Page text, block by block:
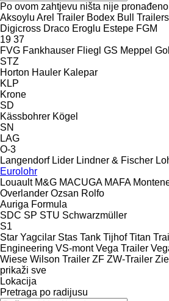
Po ovom zahtjevu ništa nije pronađeno
Aksoylu Arel Trailer Bodex Bull Trailers
Digicross Draco Eroglu Estepe FGM
19 37
FVG Fankhauser Fliegl GS Meppel
STZ
Horton Hauler Kalepar
KLP
Krone
SD
Kässbohrer Kögel
SN
LAG
O-3
Langendorf Lider Lindner & Fischer
Eurolohr
Louault M&G MACUGA MAFA
Overlander Ozsan Rolfo
Auriga Formula
SDC SP STU Schwarzmüller
S1
Star Yagcilar Stas Tank Tijhof Titan
Engineering VS-mont Vega Trailer
Wiese Wilson Trailer ZF ZW-Trailer
prikaži sve
Lokacija
Pretraga po radijusu